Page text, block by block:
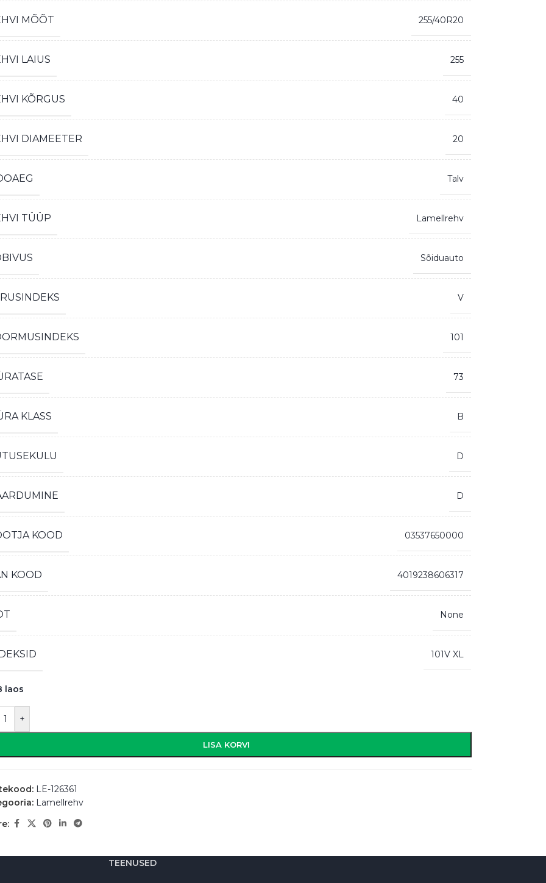
MÕÕT 255/40R20
LAIUS 255
KÕRGUS 40
DIAMEETER 20
Talv
TÜÜP Lamellrehv
Sõiduauto
V
101
73
KLASS B
D
D
KOOD 03537650000
KOOD 4019238606317
None
101V XL
laos
+
LISA KORVI
LE-126361
Lamellrehv
TEENUSED